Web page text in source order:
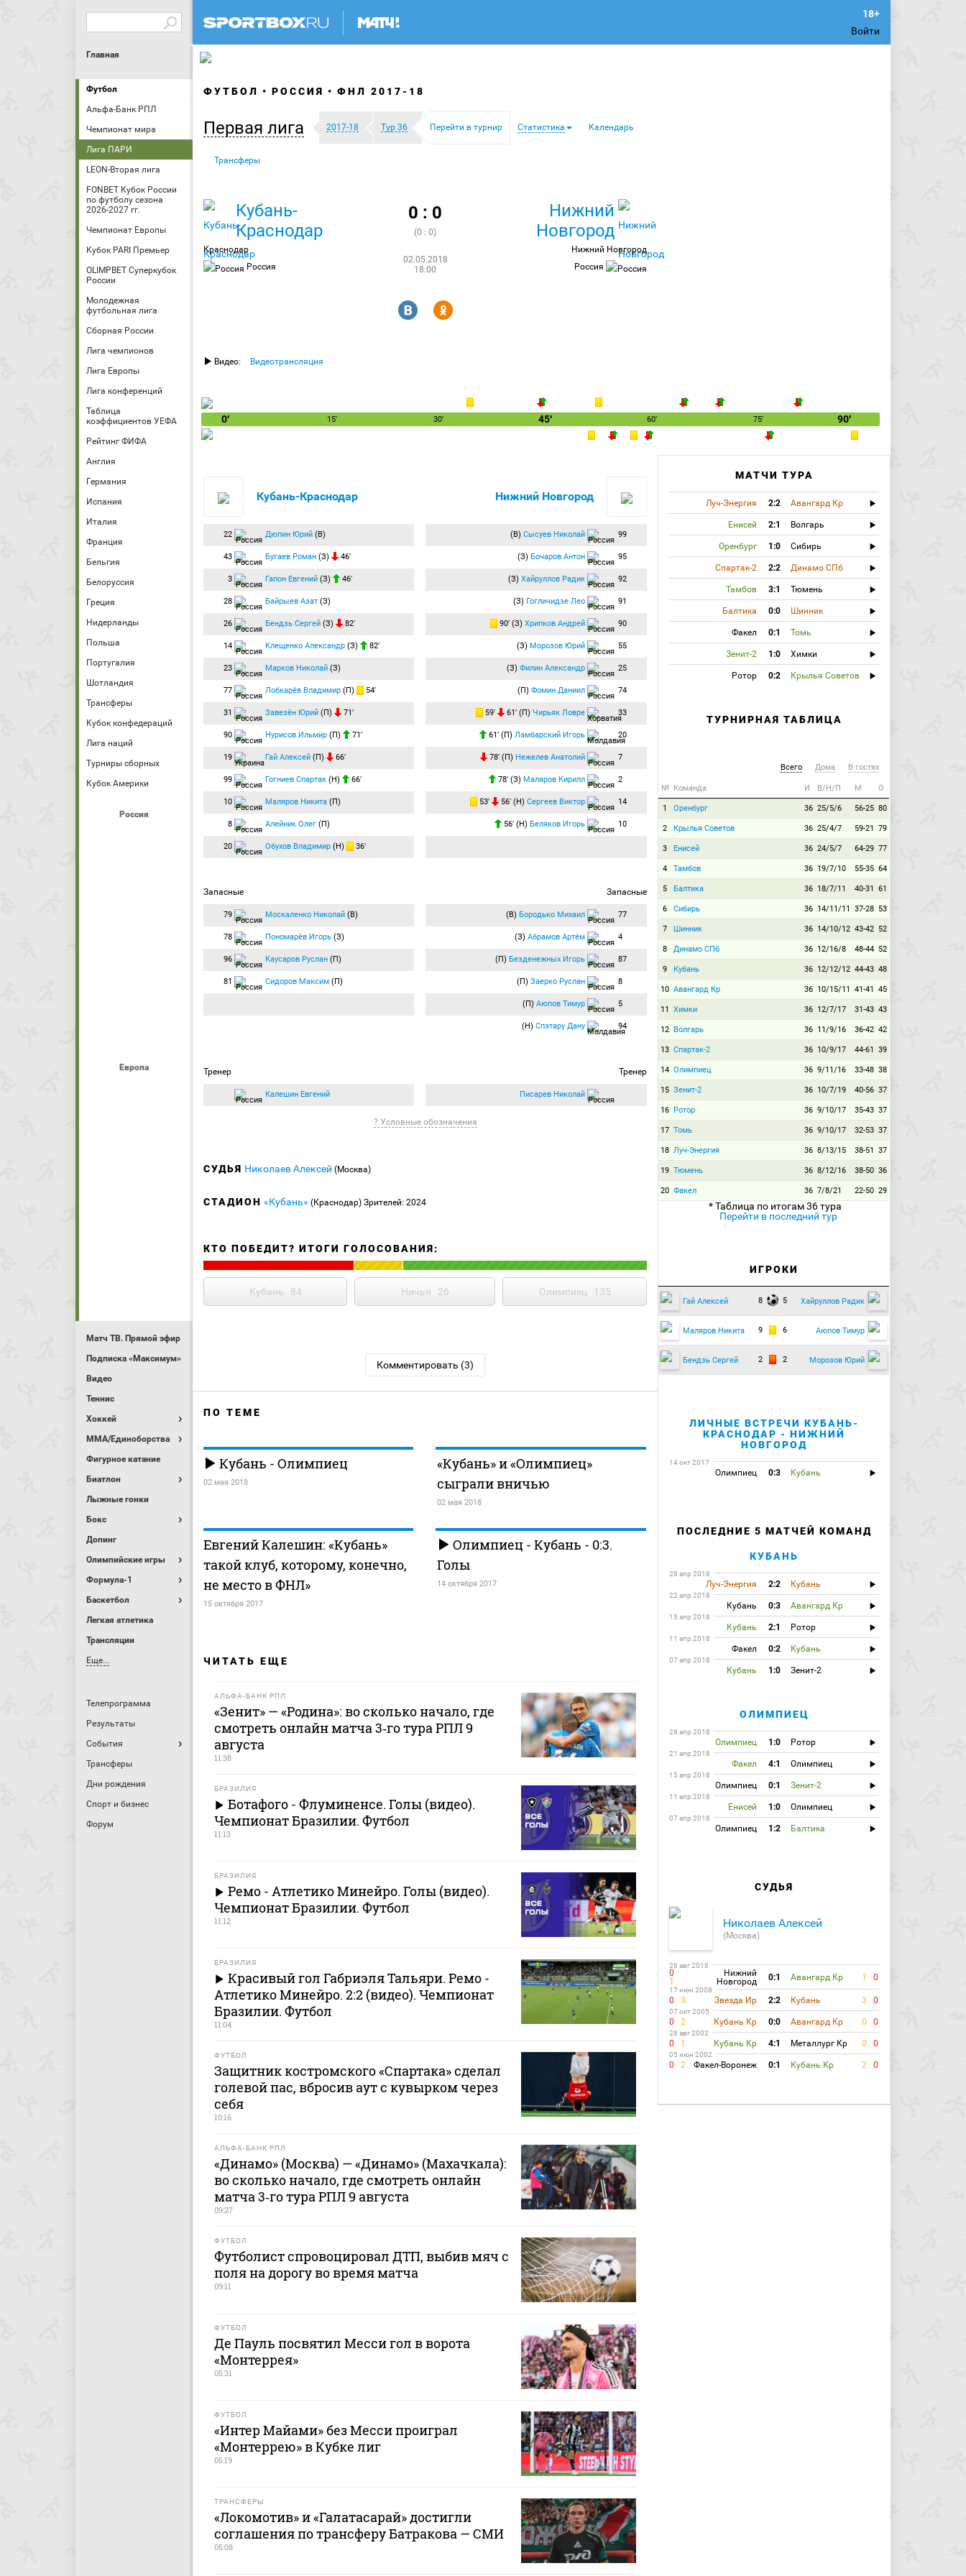
Войти
Главная
Футбол
Альфа-Банк РПЛ
Чемпионат мира
Лига ПАРИ
LEON-Вторая лига
FONBET Кубок России
по футболу сезона
2026-2027 гг.
Чемпионат Европы
Кубок PARI Премьер
OLIMPBET Суперкубок
России
Молодежная
футбольная лига
Сборная России
Лига чемпионов
Лига Европы
Лига конференций
Таблица
коэффициентов УЕФА
Рейтинг ФИФА
Англия
Германия
Испания
Италия
Франция
Бельгия
Белоруссия
Греция
Нидерланды
Польша
Португалия
Шотландия
Трансферы
Кубок конфедераций
Лига наций
Турниры сборных
Кубок Америки
Россия
Европа
Матч ТВ. Прямой эфир
Подписка «Максимум»
Видео
Теннис
Хоккей
MMA/Единоборства
Фигурное катание
Биатлон
Лыжные гонки
Бокс
Допинг
Олимпийские игры
Формула-1
Баскетбол
Легкая атлетика
Трансляции
Еще...
Телепрограмма
Результаты
События
Трансферы
Дни рождения
Спорт и бизнес
Форум
ФУТБОЛ РОССИЯ ФНЛ 2017-18
Первая лига 2017-18 Тур 36 Перейти в турнир Статистика Календарь
Трансферы
Кубань-
Краснодар
Краснодар
Россия
0 : 0
(0 : 0)
02.05.2018
18:00
Нижний
Новгород
Нижний Новгород
Россия
R Y
Видео: Видеотрансляция
0′ 15′ 30′ 45′ 60′ 75′ 90′
Кубань-Краснодар
22 Дюпин Юрий (В)
43 Бугаев Роман (З) 46′
3 Гапон Евгений (З) 46′
28 Байрыев Азат (З)
26 Бендзь Сергей (З) 82′
14 Клещенко Александр (З) 82′
23 Марков Николай (З)
77 Лобкарёв Владимир (П) 54′
31 Завезён Юрий (П) 71′
90 Нурисов Ильмир (П) 71′
19 Гай Алексей (П) 66′
99 Гогниев Спартак (Н) 66′
10 Маляров Никита (П)
8 Алейник Олег (П)
20 Обухов Владимир (Н) 36′
Запасные
79 Москаленко Николай (В)
78 Пономарёв Игорь (З)
96 Каусаров Руслан (П)
81 Сидоров Максим (П)
Тренер
Калешин Евгений
Нижний Новгород
(В) Сысуев Николай 99
(З) Бочаров Антон 95
(З) Хайруллов Радик 92
(З) Гогличидзе Лео 91
90′ (З) Хрипков Андрей 90
(З) Морозов Юрий 55
(З) Филин Александр 25
(П) Фомин Даниил 74
59′ 61′ (П) Чирьяк Ловре 33
61′ (П) Ламбарский Игорь 20
78′ (П) Нежелев Анатолий 7
78′ (З) Маляров Кирилл 2
53′ 56′ (Н) Сергеев Виктор 14
56′ (Н) Беляков Игорь 10
Запасные
(В) Бородько Михаил 77
(З) Абрамов Артём 4
(П) Безденежных Игорь 87
(П) Заерко Руслан 8
(П) Аюпов Тимур 5
(Н) Спэтару Дану 94
Тренер
Писарев Николай
? Условные обозначения
СУДЬЯ Николаев Алексей (Москва)
СТАДИОН «Кубань» (Краснодар) Зрителей: 2024
КТО ПОБЕДИТ? ИТОГИ ГОЛОСОВАНИЯ:
Кубань 84 Ничья 26 Олимпиец 135
Комментировать (3)
ПО ТЕМЕ
Кубань - Олимпиец
02 мая 2018
«Кубань» и «Олимпиец»
сыграли вничью
02 мая 2018
Евгений Калешин: «Кубань»
такой клуб, которому, конечно,
не место в ФНЛ»
15 октября 2017
Олимпиец - Кубань - 0:3.
Голы
14 октября 2017
ЧИТАТЬ ЕЩЕ
АЛЬФА-БАНК РПЛ
«Зенит» — «Родина»: во сколько начало, где
смотреть онлайн матча 3‑го тура РПЛ 9
августа
11:38
БРАЗИЛИЯ
Ботафого - Флуминенсе. Голы (видео).
Чемпионат Бразилии. Футбол
11:13
БРАЗИЛИЯ
Ремо - Атлетико Минейро. Голы (видео).
Чемпионат Бразилии. Футбол
11:12
БРАЗИЛИЯ
Красивый гол Габриэля Тальяри. Ремо -
Атлетико Минейро. 2:2 (видео). Чемпионат
Бразилии. Футбол
11:04
ФУТБОЛ
Защитник костромского «Спартака» сделал
голевой пас, вбросив аут с кувырком через
себя
10:16
АЛЬФА-БАНК РПЛ
«Динамо» (Москва) — «Динамо» (Махачкала):
во сколько начало, где смотреть онлайн
матча 3‑го тура РПЛ 9 августа
09:27
ФУТБОЛ
Футболист спровоцировал ДТП, выбив мяч с
поля на дорогу во время матча
09:11
ФУТБОЛ
Де Пауль посвятил Месси гол в ворота
«Монтеррея»
05:31
ФУТБОЛ
«Интер Майами» без Месси проиграл
«Монтеррею» в Кубке лиг
05:19
ТРАНСФЕРЫ
«Локомотив» и «Галатасарай» достигли
соглашения по трансферу Батракова — СМИ
05:08
МАТЧИ ТУРА
Луч-Энергия 2:2 Авангард Кр
Енисей 2:1 Волгарь
Оренбург 1:0 Сибирь
Спартак-2 2:2 Динамо СПб
Тамбов 3:1 Тюмень
Балтика 0:0 Шинник
Факел 0:1 Томь
Зенит-2 1:0 Химки
Ротор 0:2 Крылья Советов
ТУРНИРНАЯ ТАБЛИЦА
Всего Дома В гостях
№ Команда И В/Н/П М О
1 Оренбург 36 25/5/6 56-25 80
2 Крылья Советов 36 25/4/7 59-21 79
3 Енисей 36 24/5/7 64-29 77
4 Тамбов 36 19/7/10 55-35 64
5 Балтика 36 18/7/11 40-31 61
6 Сибирь 36 14/11/11 37-28 53
7 Шинник 36 14/10/12 43-42 52
8 Динамо СПб 36 12/16/8 48-44 52
9 Кубань 36 12/12/12 44-43 48
10 Авангард Кр 36 10/15/11 41-41 45
11 Химки 36 12/7/17 31-43 43
12 Волгарь 36 11/9/16 36-42 42
13 Спартак-2 36 10/9/17 44-61 39
14 Олимпиец 36 9/11/16 33-48 38
15 Зенит-2 36 10/7/19 40-56 37
16 Ротор 36 9/10/17 35-43 37
17 Томь 36 9/10/17 32-53 37
18 Луч-Энергия 36 8/13/15 38-51 37
19 Тюмень 36 8/12/16 38-50 36
20 Факел 36 7/8/21 22-50 29
* Таблица по итогам 36 тура
Перейти в последний тур
ИГРОКИ
Гай Алексей 8 5 Хайруллов Радик
Маляров Никита 9 6 Аюпов Тимур
Бендзь Сергей 2 2 Морозов Юрий
ЛИЧНЫЕ ВСТРЕЧИ КУБАНЬ-
КРАСНОДАР - НИЖНИЙ
НОВГОРОД
14 окт 2017
Олимпиец 0:3 Кубань
ПОСЛЕДНИЕ 5 МАТЧЕЙ КОМАНД
КУБАНЬ
28 апр 2018
Луч-Энергия 2:2 Кубань
22 апр 2018
Кубань 0:3 Авангард Кр
15 апр 2018
Кубань 2:1 Ротор
11 апр 2018
Факел 0:2 Кубань
07 апр 2018
Кубань 1:0 Зенит-2
ОЛИМПИЕЦ
28 апр 2018
Олимпиец 1:0 Ротор
21 апр 2018
Факел 4:1 Олимпиец
15 апр 2018
Олимпиец 0:1 Зенит-2
11 апр 2018
Енисей 1:0 Олимпиец
07 апр 2018
Олимпиец 1:2 Балтика
СУДЬЯ
Николаев Алексей
(Москва)
26 авг 2018
0
1
Нижний
Новгород
0:1 Авангард Кр 1 0
17 июн 2008
0 3 Звезда Ир 2:2 Кубань 3 0
07 окт 2005
0 2 Кубань Кр 0:0 Авангард Кр 0 0
28 авг 2002
0 1 Кубань Кр 4:1 Металлург Кр 0 0
05 июн 2002
0 2 Факел-Воронеж 0:1 Кубань Кр 2 0